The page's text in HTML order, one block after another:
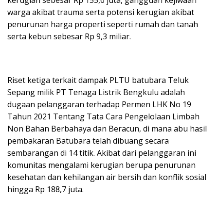
warga akibat trauma serta potensi kerugian akibat
penurunan harga properti seperti rumah dan tanah
serta kebun sebesar Rp 9,3 miliar.
Riset ketiga terkait dampak PLTU batubara Teluk
Sepang milik PT Tenaga Listrik Bengkulu adalah
dugaan pelanggaran terhadap Permen LHK No 19
Tahun 2021 Tentang Tata Cara Pengelolaan Limbah
Non Bahan Berbahaya dan Beracun, di mana abu hasil
pembakaran Batubara telah dibuang secara
sembarangan di 14 titik. Akibat dari pelanggaran ini
komunitas mengalami kerugian berupa penurunan
kesehatan dan kehilangan air bersih dan konflik sosial
hingga Rp 188,7 juta.